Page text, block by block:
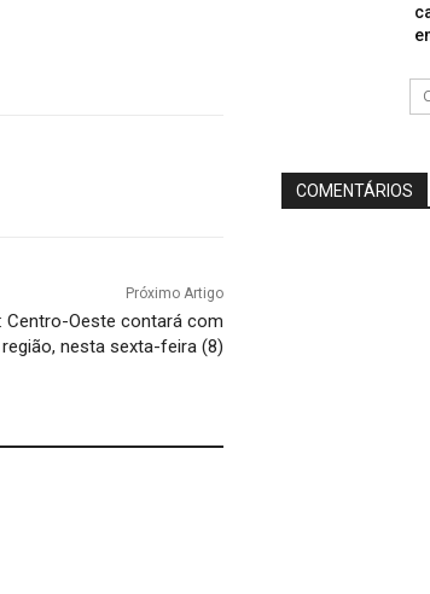
Próximo Artigo
Centro-Oeste contará com
nesta sexta-feira (8)
COMENTÁRIOS